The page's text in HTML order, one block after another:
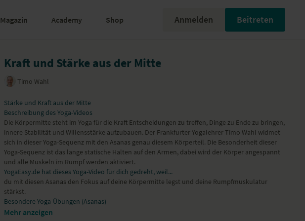
Magazin Academy Shop Anmelden Beitreten
Kraft und Stärke aus der Mitte
Timo Wahl
Stärke und Kraft aus der Mitte
Beschreibung des Yoga-Videos
Die Körpermitte steht im Yoga für die Kraft Entscheidungen zu treffen, Dinge zu Ende zu bringen,
innere Stabilität und Willensstärke aufzubauen. Der Frankfurter YogalehrerTimo Wahl widmet
sich in dieser Yoga-Sequenz mit den Asanas genau diesem Körperteil. Die Besonderheit dieser
Yoga-Sequenz ist das lange statische Halten auf den Armen, dabei wird der Körper angespannt
und alle Muskeln im Rumpf werden aktiviert.
YogaEasy.de hat dieses Yoga-Video für dich gedreht, weil...
du mit diesen Asanas den Fokus auf deine Körpermitte legst und deine Rumpfmuskulatur
stärkst.
Besondere Yoga-Übungen (Asanas)
Vierfüßlerstand Katze/Kuh
Mehr anzeigen